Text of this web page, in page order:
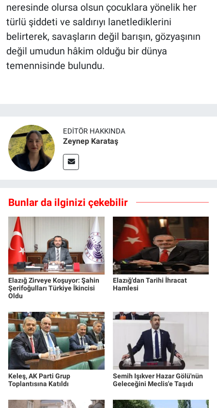
neresinde olursa olsun çocuklara yönelik her
türlü şiddeti ve saldırıyı lanetlediklerini
belirterek, savaşların değil barışın, gözyaşının
değil umudun hâkim olduğu bir dünya
temennisinde bulundu.
EDITÖR HAKKINDA
Zeynep Karataş
Bunlar da ilginizi çekebilir
Elazığ Zirveye Koşuyor: Şahin
Şerifoğulları Türkiye İkincisi
Oldu
Elazığ'dan Tarihi İhracat
Hamlesi
Keleş, AK Parti Grup
Toplantısına Katıldı
Semih Işıkver Hazar Gölü'nün
Geleceğini Meclis'e Taşıdı